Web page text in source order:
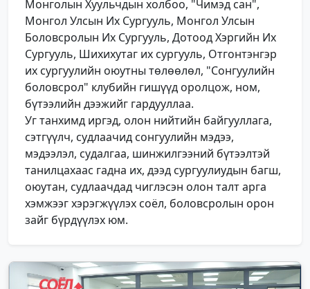
Монголын Хуульчдын холбоо, "Чимэд сан",
Монгол Улсын Их Сургууль, Монгол Улсын
Боловсролын Их Сургууль, Дотоод Хэргийн Их
Сургууль, Шихихутаг их сургууль, Отгонтэнгэр
их сургуулийн оюутны төлөөлөл, "Сонгуулийн
боловсрол" клубийн гишүүд оролцож, ном,
бүтээлийн дээжийг гардууллаа.
Уг танхимд иргэд, олон нийтийн байгууллага,
сэтгүүлч, судлаачид сонгуулийн мэдээ,
мэдээлэл, судалгаа, шинжилгээний бүтээлтэй
танилцахаас гадна их, дээд сургуулиудын багш,
оюутан, судлаачдад чиглэсэн олон талт арга
хэмжээг хэрэгжүүлэх соёл, боловсролын орон
зайг бүрдүүлэх юм.